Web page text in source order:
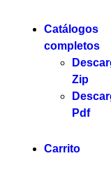
Catálogos
completos
Zip
Pdf
Carrito